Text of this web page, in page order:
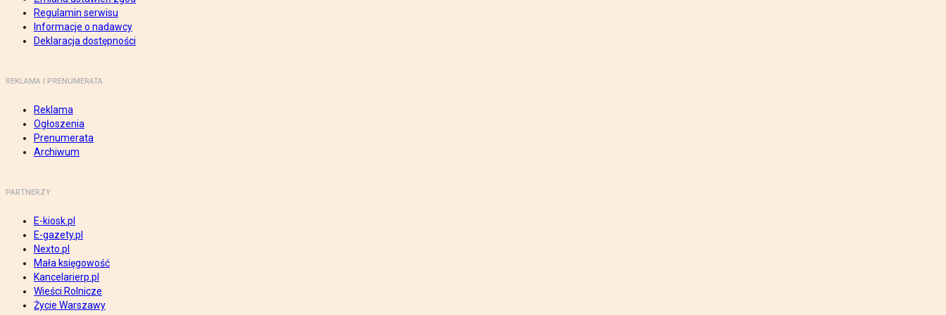
Regulamin serwisu
Informacje o nadawcy
Deklaracja dostępności
REKLAMA I PRENUMERATA
Reklama
Ogłoszenia
Prenumerata
Archiwum
PARTNERZY
E-kiosk.pl
E-gazety.pl
Nexto.pl
Mała księgowość
Kancelarierp.pl
Wieści Rolnicze
Życie Warszawy